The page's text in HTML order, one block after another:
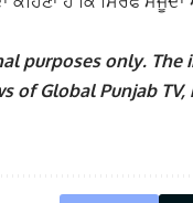
purposes only.
of Global Punjab